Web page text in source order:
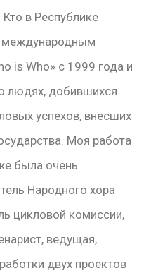
в Республике
международным
is Who» с 1999 года и
людях, добившихся
успехов, внесших
Моя работа
была очень
Народного хора
цикловой комиссии,
ведущая,
двух проектов